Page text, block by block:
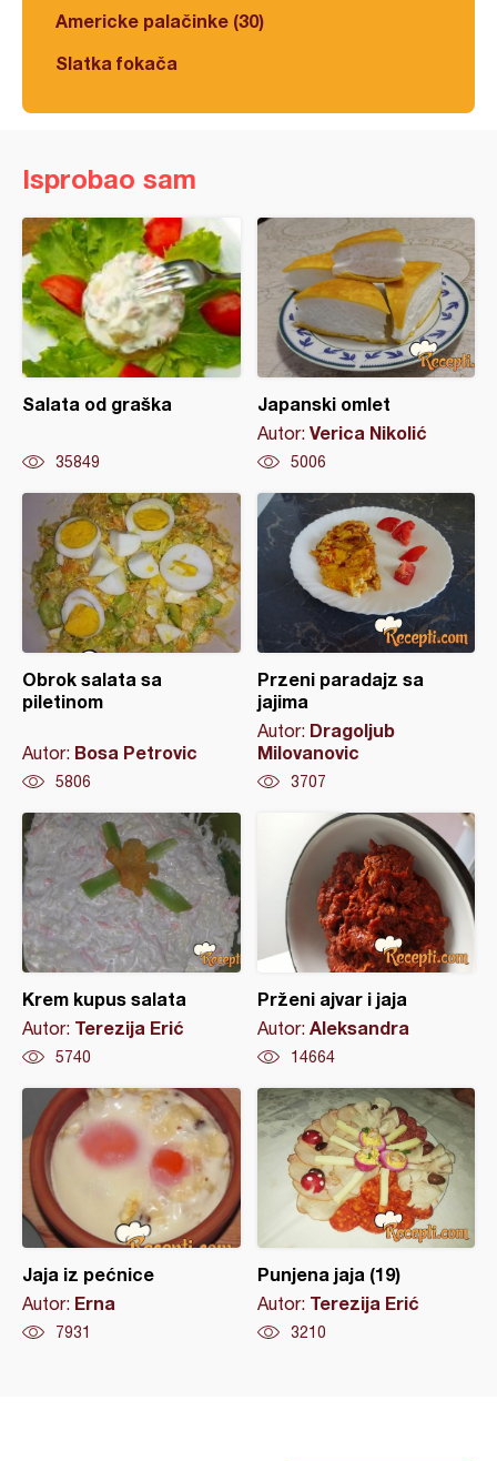
Americke palačinke (30)
Slatka fokača
Isprobao sam
Salata od graška
35849
Japanski omlet
Autor: Verica Nikolić
5006
Obrok salata sa
piletinom
Autor: Bosa Petrovic
5806
Przeni paradajz sa
jajima
Autor: Dragoljub
Milovanovic
3707
Krem kupus salata
Autor: Terezija Erić
5740
Prženi ajvar i jaja
Autor: Aleksandra
14664
Jaja iz pećnice
Autor: Erna
7931
Punjena jaja (19)
Autor: Terezija Erić
3210